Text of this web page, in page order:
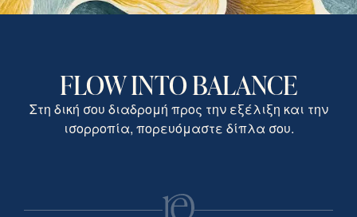
FLOW INTO BALANCE
Στη δική σου διαδρομή προς την εξέλιξη και την
ισορροπία, πορευόμαστε δίπλα σου.